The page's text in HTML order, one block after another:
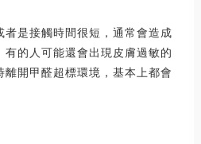
是接觸時間很短，通常會造成
的人可能還會出現皮膚過敏的
開甲醛超標環境，基本上都會